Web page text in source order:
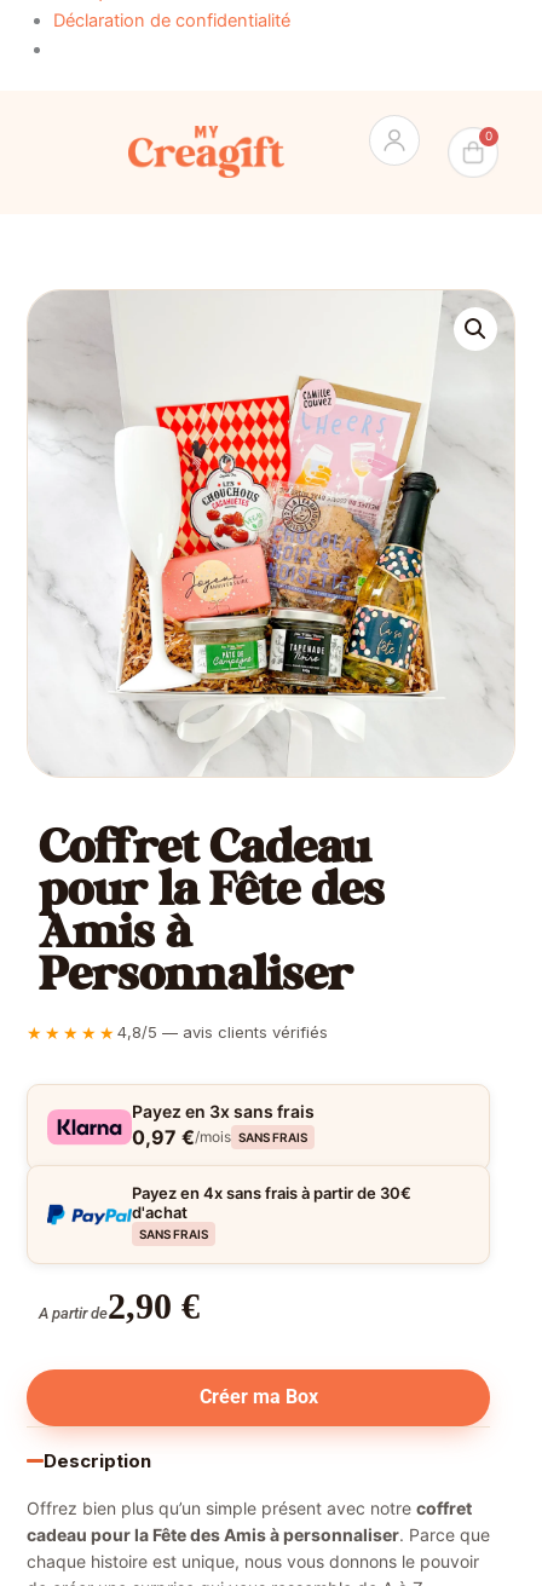
Déclaration de confidentialité
0
Coffret Cadeau
pour la Fête des
Amis à
Personnaliser
★★★★★4,8/5 — avis clients vérifiés
Payez en 3x sans frais
0,97 €/mois SANS FRAIS
Payez en 4x sans frais à partir de 30€
d'achat
SANS FRAIS
A partir de2,90€
Créer ma Box
Description
Offrez bien plus qu’un simple présent avec notrecoffret
cadeau pour la Fête des Amis à personnaliser. Parce que
chaque histoire est unique, nous vous donnons le pouvoir